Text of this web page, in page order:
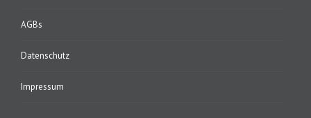
AGBs
Datenschutz
Impressum